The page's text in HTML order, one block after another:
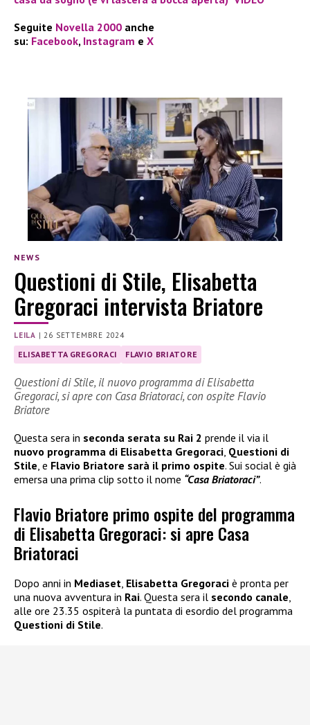
Seguite Novella 2000 anche
su: Facebook, Instagram e X
NEWS
Questioni di Stile, Elisabetta
Gregoraci intervista Briatore
LEILA |26 SETTEMBRE 2024
ELISABETTA GREGORACI FLAVIO BRIATORE
Questioni di Stile, il nuovo programma di Elisabetta
Gregoraci, si apre con Casa Briatoraci, con ospite Flavio
Briatore
Questa sera in seconda serata su Rai 2 prende il via il
nuovo programma di Elisabetta Gregoraci, Questioni di
Stile, e Flavio Briatore sarà il primo ospite. Sui social è già
emersa una prima clip sotto il nome “Casa Briatoraci”.
Flavio Briatore primo ospite del programma
di Elisabetta Gregoraci: si apre Casa
Briatoraci
Dopo anni in Mediaset, Elisabetta Gregoraci è pronta per
una nuova avventura in Rai. Questa sera il secondo canale,
alle ore 23.35 ospiterà la puntata di esordio del programma
Questioni di Stile.